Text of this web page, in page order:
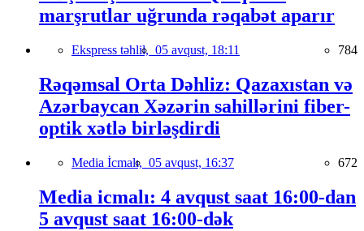
marşrutlar uğrunda rəqabət aparır
Ekspress təhlil, 05 avqust, 18:11 784
Rəqəmsal Orta Dəhliz: Qazaxıstan və
Azərbaycan Xəzərin sahillərini fiber-
optik xətlə birləşdirdi
Media İcmalı, 05 avqust, 16:37 672
Media icmalı: 4 avqust saat 16:00-dan
5 avqust saat 16:00-dək